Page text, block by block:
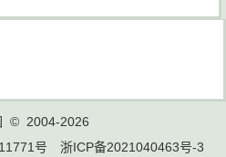
© 2004-2026
号
浙ICP备2021040463号-3